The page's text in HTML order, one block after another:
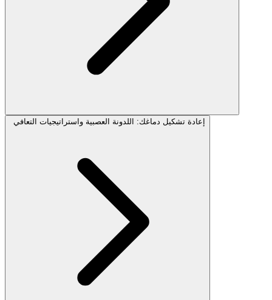
إعادة تشكيل دماغك: اللدونة العصبية واستراتيجيات التعافي